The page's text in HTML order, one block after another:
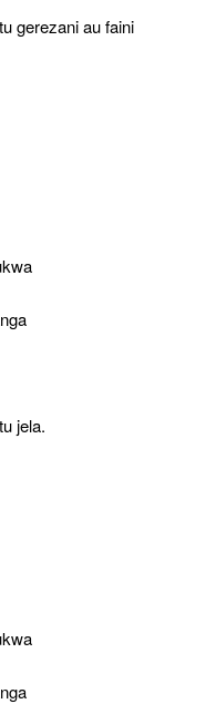
gerezani au faini
jela.